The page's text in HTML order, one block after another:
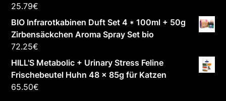
25.79€
BIO Infrarotkabinen Duft Set 4 * 100ml + 50g
Zirbensäckchen Aroma Spray Set bio
72.25€
HILL'S Metabolic + Urinary Stress Feline
Frischebeutel Huhn 48 x 85g für Katzen
65.50€